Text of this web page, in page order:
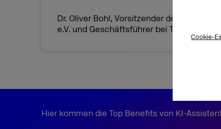
Cookie-
Dr. Oliver Bohl, Vorsitzender der
e.V. und Geschäftsführer bei Triplesense
Hier kommen die Top Benefits von KI-